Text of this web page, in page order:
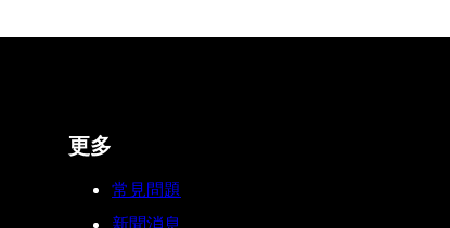
更多
常見問題
新聞消息